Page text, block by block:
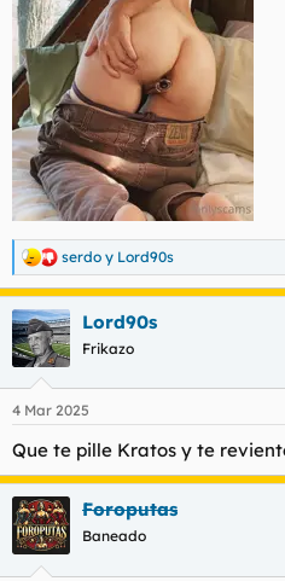
R
e
a
c
c
i
e
:
serdo y Lord90s
Lord90s
Frikazo
4 Mar 2025
Que te pille Kratos y te
Foroputas
Baneado